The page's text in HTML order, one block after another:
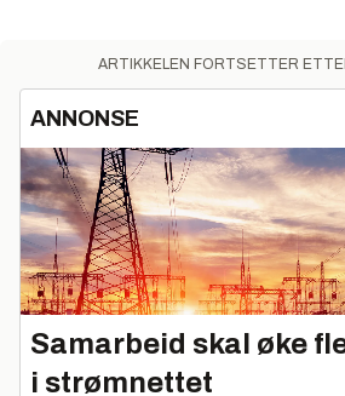
ARTIKKELEN FORTSETTER
ANNONSE
Samarbeid skal øke
i strømnettet